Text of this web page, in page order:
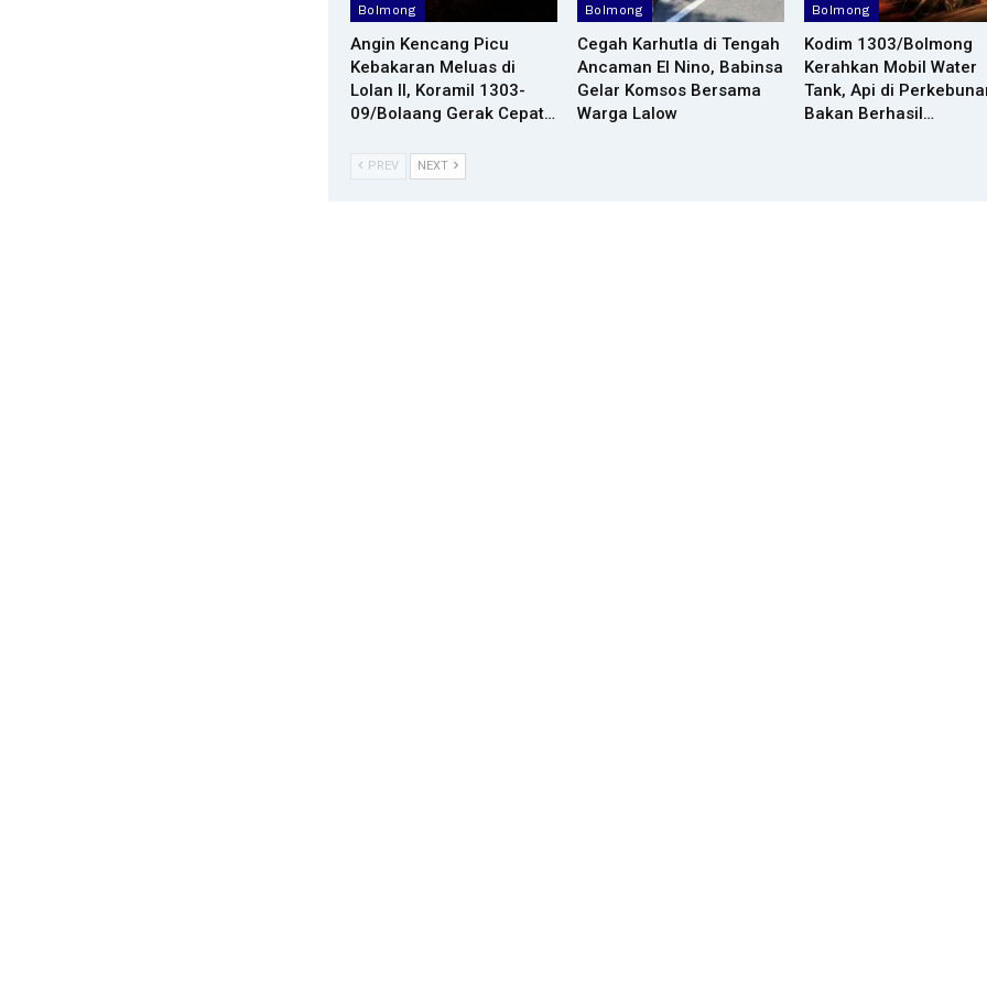
Bolmong
Angin Kencang Picu
Kebakaran Meluas di
Lolan II, Koramil 1303-
09/Bolaang Gerak Cepat…
Bolmong
Cegah Karhutla di Tengah
Ancaman El Nino, Babinsa
Gelar Komsos Bersama
Warga Lalow
Bolmong
Kodim 1303/Bolmong
Kerahkan Mobil Water
Tank, Api di
Bakan Berhasil…
PREV NEXT